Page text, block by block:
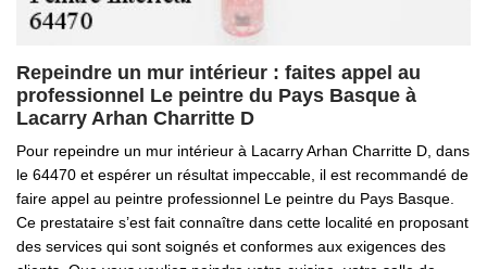
Repeindre un mur intérieur : faites appel au
professionnel Le peintre du Pays Basque à
Lacarry Arhan Charritte D
Pour repeindre un mur intérieur à Lacarry Arhan Charritte D, dans
le 64470 et espérer un résultat impeccable, il est recommandé de
faire appel au peintre professionnel Le peintre du Pays Basque.
Ce prestataire s’est fait connaître dans cette localité en proposant
des services qui sont soignés et conformes aux exigences des